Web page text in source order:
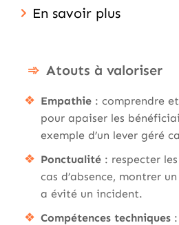
En savoir plus
Atouts à valoriser
Empathie : comprendre
pour apaiser les
exemple d’un lever géré
Ponctualité : respecter
cas d’absence, montrer
a évité un incident.
Compétences techniques